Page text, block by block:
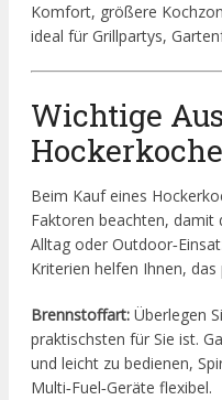
Komfort, größere
ideal für Grillpartys,
Wichtige
Beim Kauf eines
Faktoren beachten, damit
Alltag oder
Kriterien helfen Ihnen,
Brennstoffart: Überlegen
praktischsten für Sie ist.
und leicht zu bedienen,
Multi‑Fuel‑Geräte flexibel.